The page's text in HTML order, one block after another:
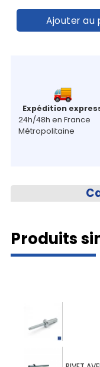
Ajouter au
Expédition
24h/48h en France
Métropolitaine
Produits